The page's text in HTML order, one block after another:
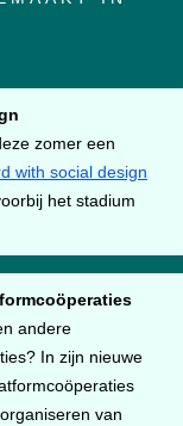
zomer een
with social design
het stadium
andere
In zijn nieuwe
van